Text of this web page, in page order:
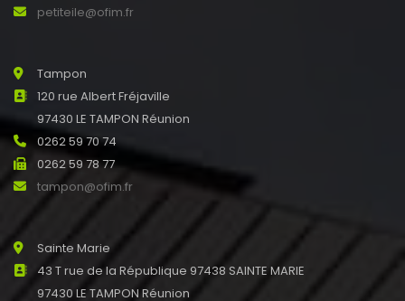
petiteile@ofim.fr
Tampon
120 rue Albert Fréjaville
97430 LE TAMPON Réunion
0262 59 70 74
0262 59 78 77
tampon@ofim.fr
Sainte Marie
43 T rue de la République 97438 SAINTE MARIE
97430 LE TAMPON Réunion